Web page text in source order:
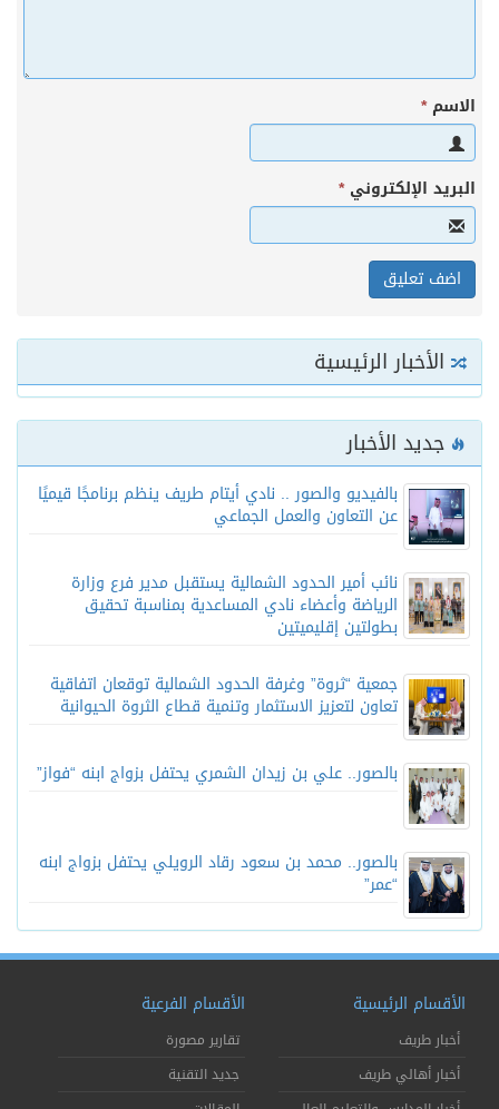
الاسم*
البريد الإلكتروني*
الأخبار الرئيسية
جديد الأخبار
بالفيديو والصور .. نادي أيتام طريف ينظم برنامجًا قيميًا
عن التعاون والعمل الجماعي
نائب أمير الحدود الشمالية يستقبل مدير فرع وزارة
الرياضة وأعضاء نادي المساعدية بمناسبة تحقيق
بطولتين إقليميتين
جمعية “ثروة” وغرفة الحدود الشمالية توقعان اتفاقية
تعاون لتعزيز الاستثمار وتنمية قطاع الثروة الحيوانية
بالصور.. علي بن زيدان الشمري يحتفل بزواج ابنه “فواز”
بالصور.. محمد بن سعود رقاد الرويلي يحتفل بزواج ابنه
“عمر”
الأقسام الرئيسية
أخبار طريف
أخبار أهالي طريف
الأقسام الفرعية
تقارير مصورة
جديد التقنية